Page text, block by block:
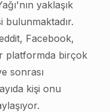
yaklaşık
bulunmaktadır.
Facebook,
platformda birçok
sonrası
kişi onu